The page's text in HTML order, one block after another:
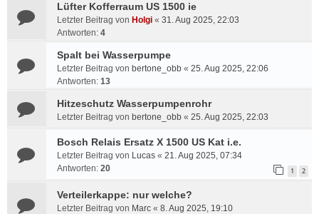
Lüfter Kofferraum US 1500 ie
Letzter Beitrag von Holgi « 31. Aug 2025, 22:03
Antworten: 4
Spalt bei Wasserpumpe
Letzter Beitrag von bertone_obb « 25. Aug 2025, 22:06
Antworten: 13
Hitzeschutz Wasserpumpenrohr
Letzter Beitrag von bertone_obb « 25. Aug 2025, 22:03
Bosch Relais Ersatz X 1500 US Kat i.e.
Letzter Beitrag von Lucas « 21. Aug 2025, 07:34
Antworten: 20 1 2
Verteilerkappe: nur welche?
Letzter Beitrag von Marc « 8. Aug 2025, 19:10